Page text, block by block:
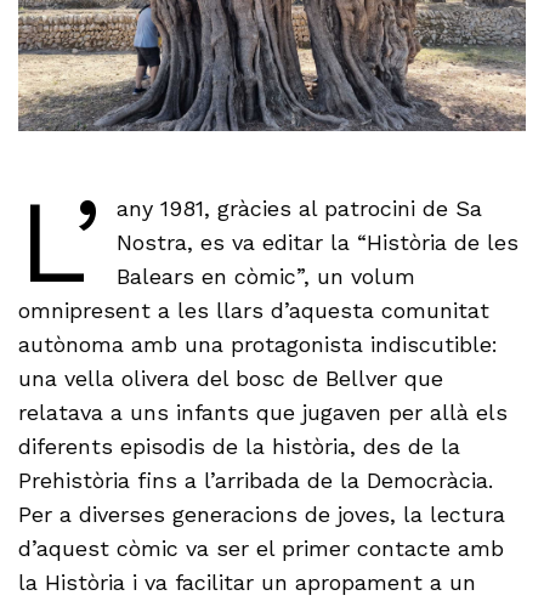
L’
any 1981, gràcies al patrocini de Sa
Nostra, es va editar la “Història de les
Balears en còmic”, un volum
omnipresent a les llars d’aquesta comunitat
autònoma amb una protagonista indiscutible:
una vella olivera del bosc de Bellver que
relatava a uns infants que jugaven per allà els
diferents episodis de la història, des de la
Prehistòria fins a l’arribada de la Democràcia.
Per a diverses generacions de joves, la lectura
d’aquest còmic va ser el primer contacte amb
la Història i va facilitar un apropament a un